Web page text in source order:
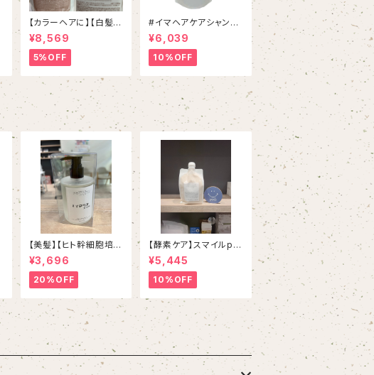
【カラーヘアに】【白髪対
策】ファーストモアシャ
ンプー＆トリートメントS
ET
¥8,569
5%OFF
#イマヘアケアシャンプ
ー 800mL リフィル
¥6,039
10%OFF
【美髪】【ヒト幹細胞培養
エキス】イマヘアプレミ
アムシャンプー２７５ml
ボトル
¥3,696
20%OFF
【酵素ケア】スマイルpro
udトリートメント １０
００g （専用ホルダー
別売り）
¥5,445
10%OFF